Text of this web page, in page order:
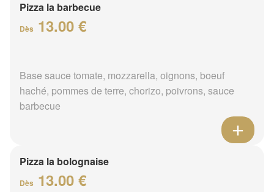
Pizza la barbecue
Dès 13.00 €
Base sauce tomate, mozzarella, oignons, boeuf
haché, pommes de terre, chorizo, poivrons, sauce
barbecue
Pizza la bolognaise
Dès 13.00 €